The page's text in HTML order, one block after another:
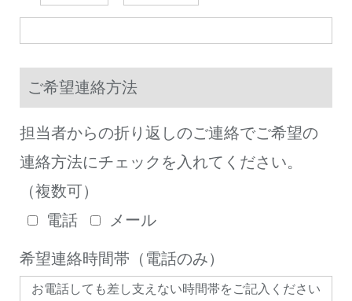
ご希望連絡方法
担当者からの折り返しのご連絡でご希望の
連絡方法にチェックを入れてください。
（複数可）
電話
メール
希望連絡時間帯（電話のみ）